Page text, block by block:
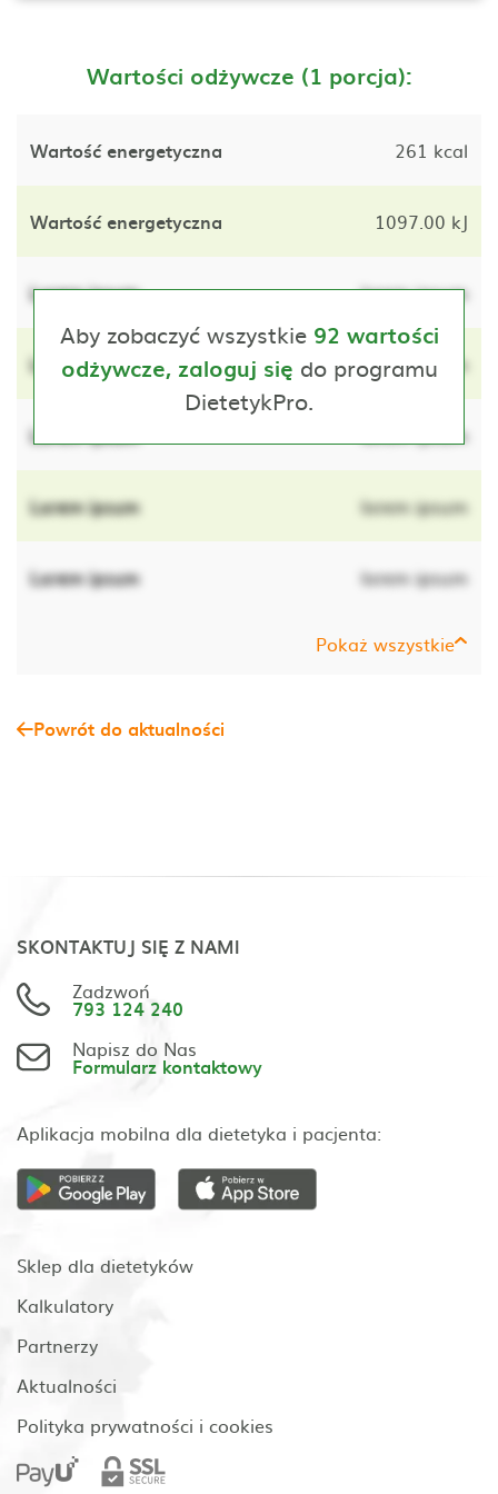
Wartości odżywcze (1 porcja):
Wartość energetyczna 261 kcal
Wartość energetyczna 1097.00 kJ
Lorem ipsum lorem ipsum
Lorem ipsum lorem ipsum
Lorem ipsum lorem ipsum
Lorem ipsum lorem ipsum
Lorem ipsum lorem ipsum
Pokaż wszystkie
Aby zobaczyć wszystkie 92 wartości
odżywcze, zaloguj się do programu
DietetykPro.
Powrót do aktualności
SKONTAKTUJ SIĘ Z NAMI
Zadzwoń
793 124 240
Napisz do Nas
Formularz kontaktowy
Aplikacja mobilna dla dietetyka i pacjenta:
Sklep dla dietetyków
Kalkulatory
Partnerzy
Aktualności
Polityka prywatności i cookies